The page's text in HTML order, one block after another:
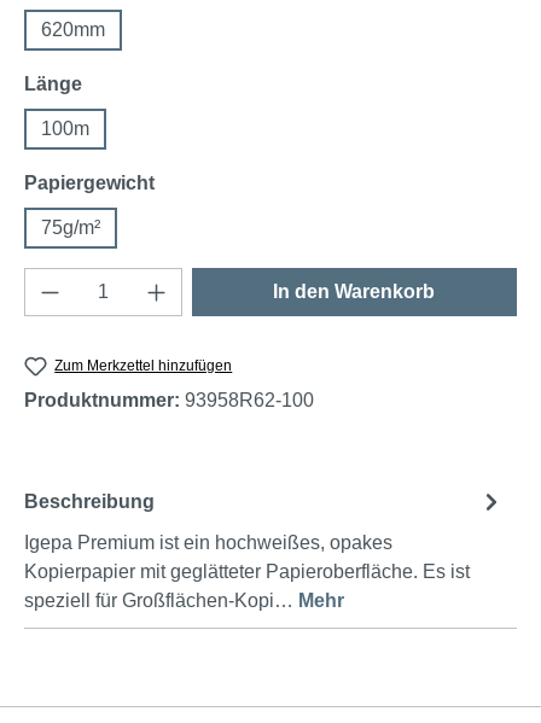
620mm
Längeauswählen
100m
Papiergewichtauswählen
75g/m²
Produkt Anzahl: Gib den gewünschten
In den Warenkorb
Zum Merkzettel hinzufügen
Produktnummer: 93958R62-100
Beschreibung
Igepa Premium ist ein hochweißes, opakes
Kopierpapier mit geglätteter Papieroberfläche. Es ist
speziell für Großflächen-Kopi… Mehr